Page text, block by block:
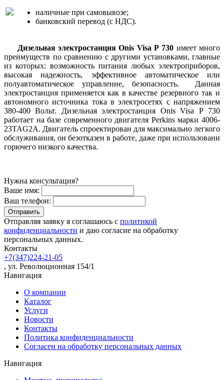
наличные при самовывозе;
банковский перевод (с НДС).
Дизельная электростанция Onis Visa Р 730 имеет много
преимуществ по сравнению с другими установками, главные
из которых: возможность питания любых электроприборов,
высокая надежность, эффективное автоматическое или
полуавтоматическое управление, безопасность. Данная
электростанция применяется как в качестве резервного так и
автономного источника тока в электросетях с напряжением
380-400 Вольт. Дизельная электростанция Onis Visa Р 730
работает на базе современного двигателя Perkins марки 4006-
23TAG2A. Двигатель спроектирован для максимально легкого
обслуживания, он безотказен в работе, даже при использовани
горючего низкого качества.
Нужна консультация?
Ваше имя:
Ваш телефон:
Отправляя заявку я соглашаюсь с политикой
конфиденциальности и даю согласие на обработку
персональных данных.
Контакты
+7(347)224-21-05
, ул. Революционная 154/1
Навигация
О компании
Каталог
Услуги
Новости
Контакты
Политика конфиденциальности
Согласен на обработку персональных данных
Навигация